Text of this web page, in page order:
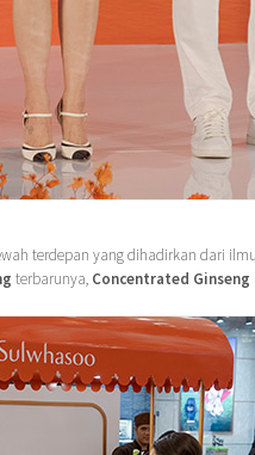
terdepan yang dihadirkan dari
terbarunya, Concentrated Ginseng